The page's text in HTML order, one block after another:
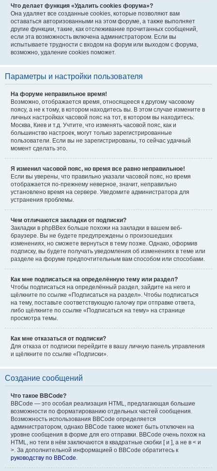
Что делает функция «Удалить cookies форума»?
Она удаляет все созданные cookies, которые позволяют вам
оставаться авторизованными на этом форуме, а также выполняет
другие функции, такие, как отслеживание прочитанных сообщений,
если эта возможность включена администратором. Если вы
испытываете трудности с входом на форум или выходом с форума,
возможно, удаление cookies поможет.
Параметры и настройки пользователя
На форуме неправильное время!
Возможно, отображается время, относящееся к другому часовому
поясу, а не к тому, в котором находитесь вы. В этом случае измените в
личных настройках часовой пояс на тот, в котором вы находитесь:
Москва, Киев и т.д. Учтите, что изменять часовой пояс, как и
большинство настроек, могут только зарегистрированные
пользователи. Если вы не зарегистрированы, то сейчас удачный
момент сделать это.
Я изменил часовой пояс, но время все равно неправильное!
Если вы уверены, что правильно указали часовой пояс, но время
отображается по-прежнему неверное, значит, неправильно
установлено время на сервере. Уведомите администратора для
устранения проблемы.
Чем отличаются закладки от подписки?
Закладки в phpBBex больше похожи на закладки в вашем веб-
браузере. Вы не будете предупреждены о произошедших
изменениях, но сможете вернуться в тему позже. Однако, оформив
подписку, вы будете получать уведомления об изменениях в теме или
разделе на форуме предпочтительным вам способом или способами.
Как мне подписаться на определённую тему или раздел?
Чтобы подписаться на определённый раздел, зайдите на него и
щёлкните по ссылке «Подписаться на раздел». Чтобы подписаться
на тему, поставьте соответствующую галочку при отправке ответа,
либо щёлкните по ссылке «Подписаться на тему» на странице
просмотра темы.
Как мне отказаться от подписки?
Для отказа от подписки перейдите в вашу личную панель управления
и щёлкните по ссылке «Подписки».
Создание сообщений
Что такое BBCode?
BBCode — это особая реализация HTML, предлагающая большие
возможности по форматированию отдельных частей сообщения.
Возможность использования BBCode определяется
администратором, однако BBCode также может быть отключен на
уровне сообщения в форме для его отправки. BBCode очень похож на
HTML, но теги в нём заключаются в квадратные скобки [ и ], а не в < и
>. За дополнительной информацией о BBCode обратитесь к
руководству по BBCode